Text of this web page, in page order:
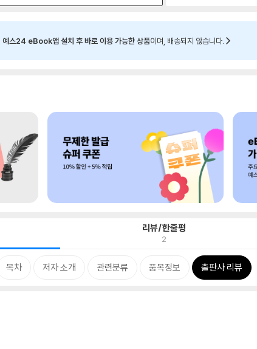
예스24 eBook앱 설치 후 바로 이용 가능한 상품이며, 배송되지 않습니다.
리뷰/한줄평
2
목차 저자 소개 관련분류 품목정보 출판사 리뷰